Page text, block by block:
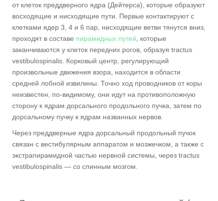
от клеток преддверного ядра (Дейтерса), которые образуют
восходящие и нисходящие пути. Первые контактируют с
клетками ядер 3, 4 и 6 пар, нисходящие ветви тянутся вниз,
проходят в составе пирамидных путей , которые
заканчиваются у клеток передних рогов, образуя tractus
vestibulospinalis. Корковый центр, регулирующий
произвольные движения взора, находится в области
средней лобной извилины. Точно ход проводников от коры
неизвестен, по-видимому, они идут на противоположную
сторону к ядрам дорсального продольного пучка, затем по
дорсальному пучку к ядрам названных нервов.
Через преддверные ядра дорсальный продольный пучок
связан с вестибулярным аппаратом и мозжечком, а также с
экстрапирамидной частью нервной системы, через tractus
vestibulospinalis — со спинным мозгом.